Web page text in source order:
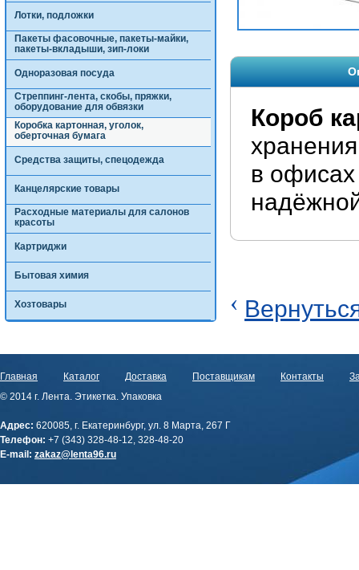
Лотки, подложки
Пакеты фасовочные, пакеты-майки,
пакеты-вкладыши, зип-локи
Одноразовая посуда
Стреппинг-лента, скобы, пряжки,
оборудование для обвязки
Коробка картонная, уголок,
оберточная бумага
Средства защиты, спецодежда
Канцелярские товары
Расходные материалы для салонов
красоты
Картриджи
Бытовая химия
Хозтовары
Короб
в офисах
‹
Главная Каталог Доставка Поставщикам Контакты
© 2014 г. Лента. Этикетка. Упаковка
Адрес: 620085, г. Екатеринбург, ул. 8 Марта, 267 Г
Телефон: +7 (343) 328-48-12, 328-48-20
E-mail: zakaz@lenta96.ru